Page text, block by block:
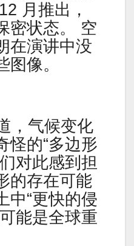
月推出，
密状态。 空
在演讲中没
像。
，气候变化
怪的“多边形
对此感到担
的存在可能
中“更快的侵
能是全球重